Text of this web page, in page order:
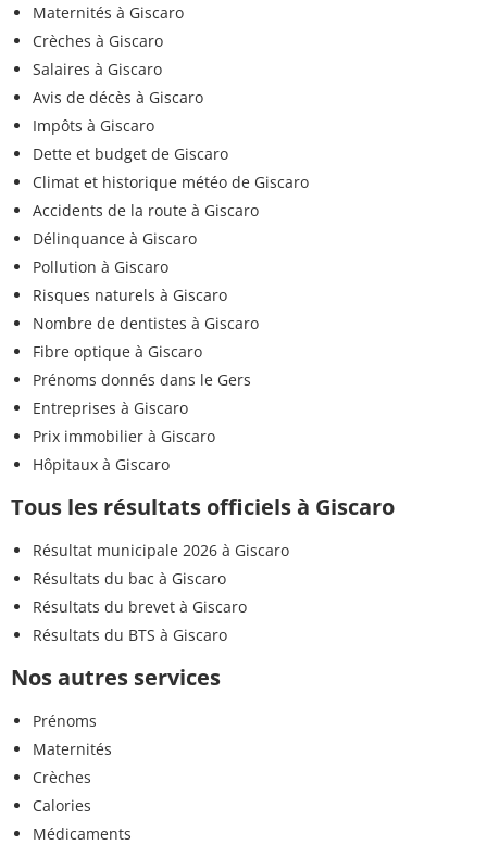
Maternités à Giscaro
Crèches à Giscaro
Salaires à Giscaro
Avis de décès à Giscaro
Impôts à Giscaro
Dette et budget de Giscaro
Climat et historique météo de Giscaro
Accidents de la route à Giscaro
Délinquance à Giscaro
Pollution à Giscaro
Risques naturels à Giscaro
Nombre de dentistes à Giscaro
Fibre optique à Giscaro
Prénoms donnés dans le Gers
Entreprises à Giscaro
Prix immobilier à Giscaro
Hôpitaux à Giscaro
Tous les résultats officiels à Giscaro
Résultat municipale 2026 à Giscaro
Résultats du bac à Giscaro
Résultats du brevet à Giscaro
Résultats du BTS à Giscaro
Nos autres services
Prénoms
Maternités
Crèches
Calories
Médicaments